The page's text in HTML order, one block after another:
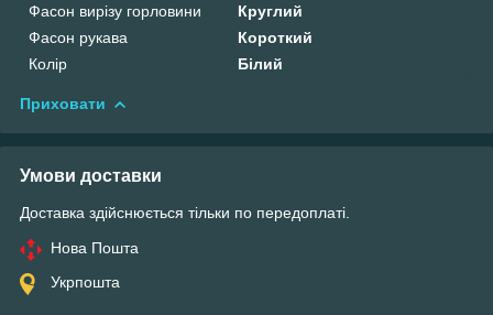
Фасон вирізу горловини
Круглий
Фасон рукава
Короткий
Колір
Білий
Приховати
Умови доставки
Доставка здійснюється тільки по передоплаті.
Нова Пошта
Укрпошта